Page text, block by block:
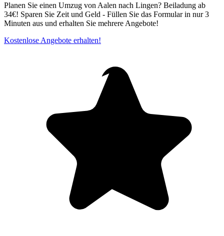
Planen Sie einen Umzug von Aalen nach Lingen? Beiladung ab
34€! Sparen Sie Zeit und Geld - Füllen Sie das Formular in nur 3
Minuten aus und erhalten Sie mehrere Angebote!
Kostenlose Angebote erhalten!